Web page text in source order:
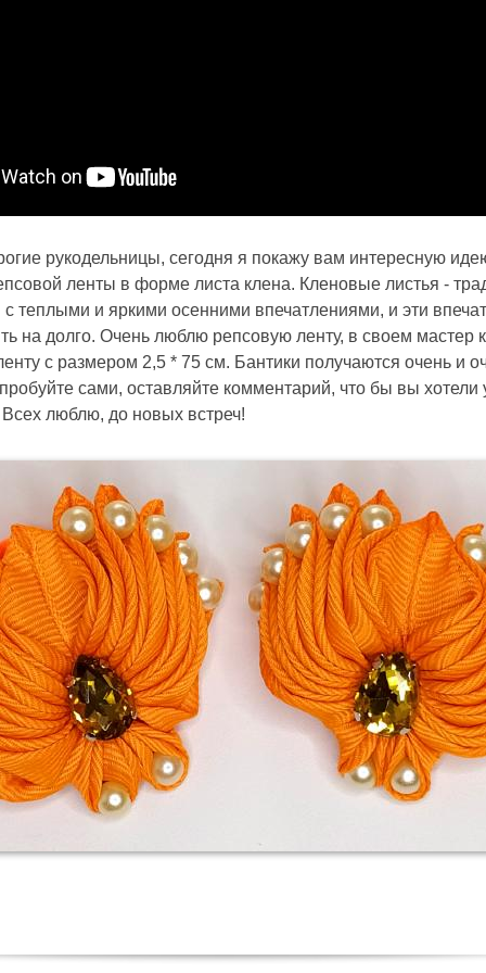
рукодельницы, сегодня я покажу вам интересную
ленты в форме листа клена. Кленовые листья -
с теплыми и яркими осенними впечатлениями, и эти
на долго. Очень люблю репсовую ленту, в своем мастер
с размером 2,5 * 75 см. Бантики получаются очень и
сами, оставляйте комментарий, что бы вы хотели
люблю, до новых встреч!